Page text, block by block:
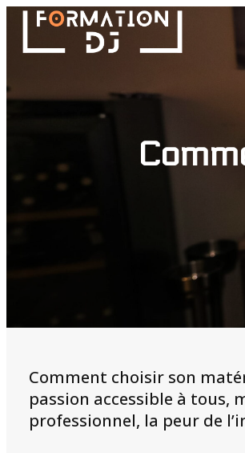
Comment choisir son
passion accessible à tous,
professionnel, la peur de